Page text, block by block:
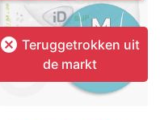
 Teruggetrokken uit
de markt